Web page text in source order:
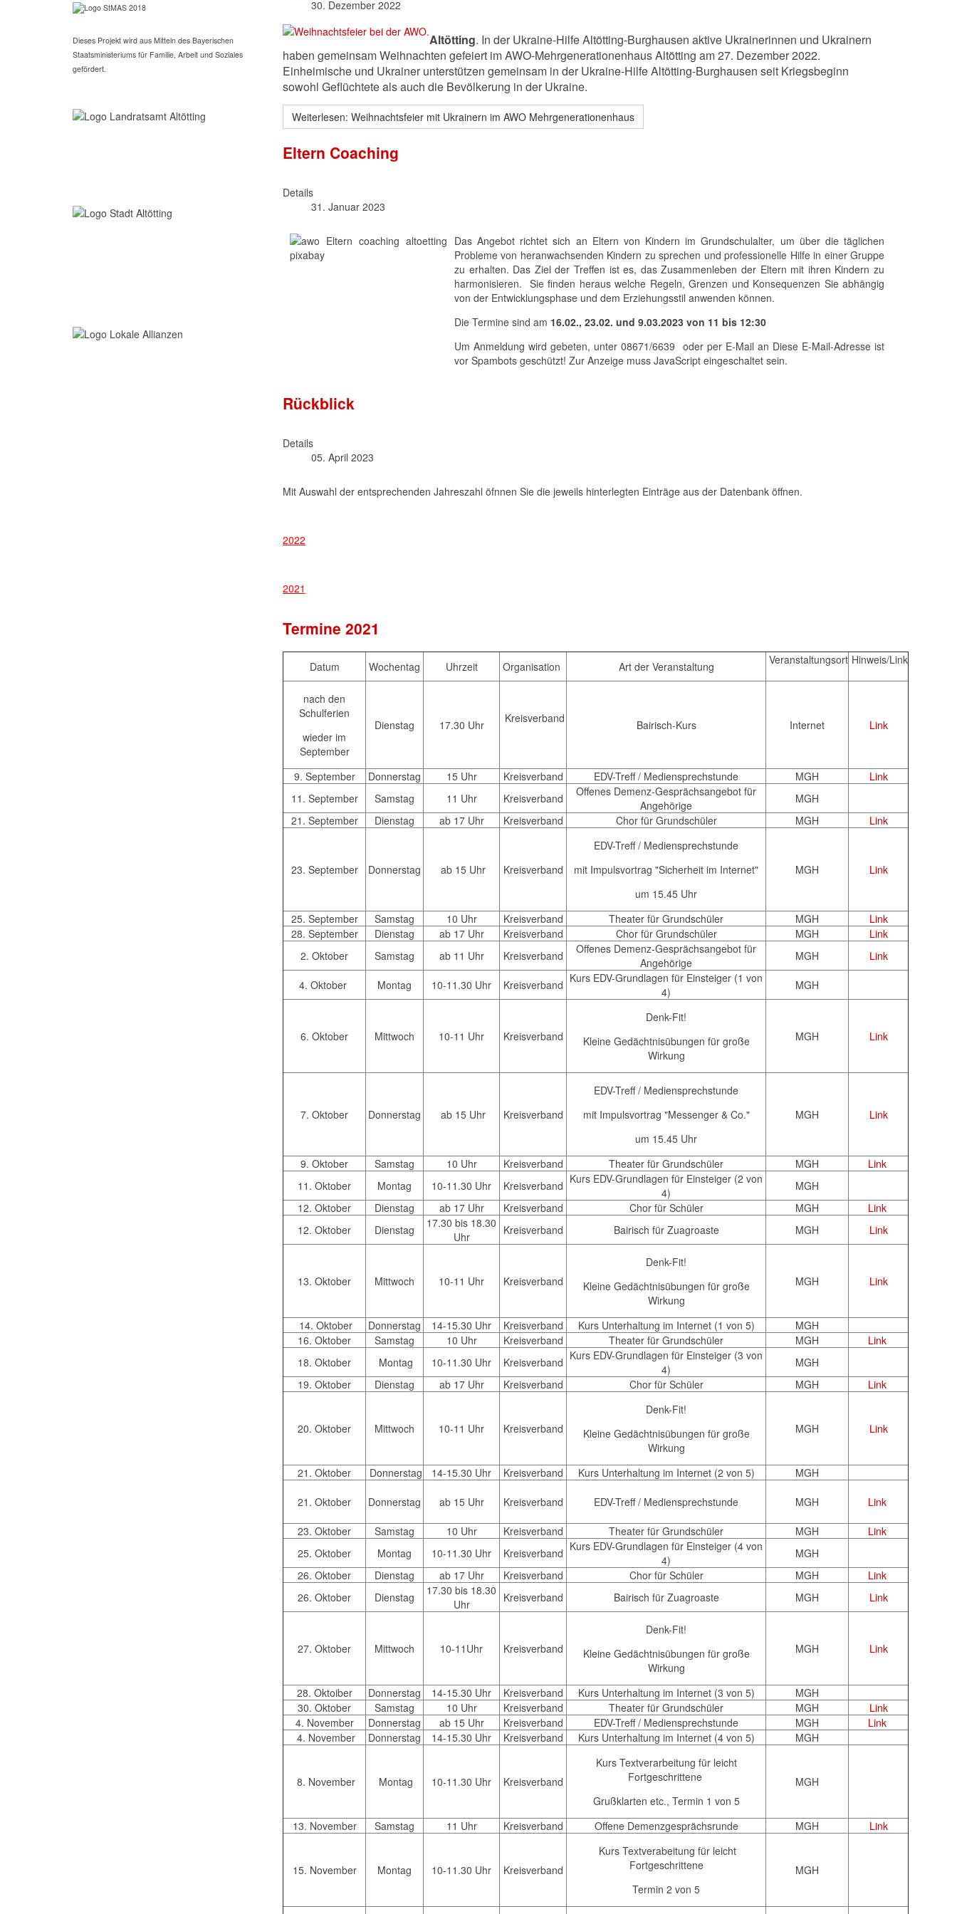
30. Dezember 2022
Altötting. In der Ukraine-Hilfe Altötting-Burghausen aktive Ukrainerinnen und Ukrainern
haben gemeinsam Weihnachten gefeiert im AWO-Mehrgenerationenhaus Altötting am 27. Dezember 2022.
Einheimische und Ukrainer unterstützen gemeinsam in der Ukraine-Hilfe Altötting-Burghausen seit Kriegsbeginn
sowohl Geflüchtete als auch die Bevölkerung in der Ukraine.
Weiterlesen: Weihnachtsfeier mit Ukrainern im AWO Mehrgenerationenhaus
Eltern Coaching
Details
31. Januar 2023
Das Angebot richtet sich an Eltern von Kindern im Grundschulalter, um über die täglichen
Probleme von heranwachsenden Kindern zu sprechen und professionelle Hilfe in einer Gruppe
zu erhalten. Das Ziel der Treffen ist es, das Zusammenleben der Eltern mit ihren Kindern zu
harmonisieren. Sie finden heraus welche Regeln, Grenzen und Konsequenzen Sie abhängig
von der Entwicklungsphase und dem Erziehungsstil anwenden können.
Die Termine sind am 16.02., 23.02. und 9.03.2023 von 11 bis 12:30
Um Anmeldung wird gebeten, unter 08671/6639 oder per E-Mail an Diese E-Mail-Adresse ist
vor Spambots geschützt! Zur Anzeige muss JavaScript eingeschaltet sein.
Rückblick
Details
05. April 2023
Mit Auswahl der entsprechenden Jahreszahl öfnnen Sie die jeweils hinterlegten Einträge aus der Datenbank öffnen.
2022
2021
Termine 2021
Datum Wochentag Uhrzeit Organisation Art der Veranstaltung Veranstaltungsort Hinweis/Link
nach den
Schulferien
wieder im
September
Dienstag 17.30 Uhr Kreisverband Bairisch-Kurs Internet Link
9. September Donnerstag 15 Uhr Kreisverband EDV-Treff / Mediensprechstunde MGH
Link
11. September
Samstag 11 Uhr Kreisverband
Offenes Demenz-Gesprächsangebot für
Angehörige
MGH
21. September
Dienstag ab 17 Uhr Kreisverband Chor für Grundschüler MGH Link
23. September Donnerstag ab 15 Uhr Kreisverband
EDV-Treff / Mediensprechstunde
mit Impulsvortrag "Sicherheit im Internet"
um 15.45 Uhr
MGH Link
25. September Samstag 10 Uhr Kreisverband Theater für Grundschüler MGH
Link
28. September
Dienstag ab 17 Uhr Kreisverband Chor für Grundschüler MGH
Link
2. Oktober
Samstag ab 11 Uhr Kreisverband
Offenes Demenz-Gesprächsangebot für
Angehörige
MGH Link
4. Oktober Montag 10-11.30 Uhr Kreisverband Kurs EDV-Grundlagen für Einsteiger (1 von
4)
MGH
6. Oktober Mittwoch 10-11 Uhr Kreisverband
Denk-Fit!
Kleine Gedächtnisübungen für große
Wirkung
MGH Link
7. Oktober Donnerstag ab 15 Uhr Kreisverband
EDV-Treff / Mediensprechstunde
mit Impulsvortrag "Messenger & Co."
um 15.45 Uhr
MGH Link
9. Oktober Samstag 10 Uhr Kreisverband Theater für Grundschüler MGH
Link
11. Oktober
Montag 10-11.30 Uhr Kreisverband Kurs EDV-Grundlagen für Einsteiger (2 von
4)
MGH
12. Oktober
Dienstag ab 17 Uhr Kreisverband Chor für Schüler MGH
Link
12. Oktober
Dienstag
17.30 bis 18.30
Uhr
Kreisverband Bairisch für Zuagroaste MGH Link
13. Oktober Mittwoch 10-11 Uhr Kreisverband
Denk-Fit!
Kleine Gedächtnisübungen für große
Wirkung
MGH Link
14. Oktober Donnerstag 14-15.30 Uhr Kreisverband Kurs Unterhaltung im Internet (1 von 5)
MGH
16. Oktober
Samstag 10 Uhr Kreisverband Theater für Grundschüler MGH
Link
18. Oktober
Montag 10-11.30 Uhr Kreisverband Kurs EDV-Grundlagen für Einsteiger (3 von
4)
MGH
19. Oktober
Dienstag ab 17 Uhr Kreisverband Chor für Schüler MGH Link
20. Oktober Mittwoch 10-11 Uhr Kreisverband
Denk-Fit!
Kleine Gedächtnisübungen für große
Wirkung
MGH Link
21. Oktober Donnerstag 14-15.30 Uhr Kreisverband Kurs Unterhaltung im Internet (2 von 5) MGH
21. Oktober Donnerstag ab 15 Uhr Kreisverband EDV-Treff / Mediensprechstunde MGH Link
23. Oktober Samstag 10 Uhr Kreisverband Theater für Grundschüler MGH
Link
25. Oktober
Montag 10-11.30 Uhr Kreisverband Kurs EDV-Grundlagen für Einsteiger (4 von
4)
MGH
26. Oktober
Dienstag ab 17 Uhr Kreisverband Chor für Schüler MGH
Link
26. Oktober
Dienstag
17.30 bis 18.30
Uhr
Kreisverband Bairisch für Zuagroaste MGH Link
27. Oktober Mittwoch 10-11Uhr Kreisverband
Denk-Fit!
Kleine Gedächtnisübungen für große
Wirkung
MGH Link
28. Oktoiber Donnerstag 14-15.30 Uhr Kreisverband Kurs Unterhaltung im Internet (3 von 5)
MGH
30. Oktober
Samstag 10 Uhr Kreisverband Theater für Grundschüler MGH
Link
4. November
Donnerstag ab 15 Uhr Kreisverband EDV-Treff / Mediensprechstunde MGH
Link
4. November
Donnerstag 14-15.30 Uhr Kreisverband Kurs Unterhaltung im Internet (4 von 5) MGH
8. November Montag 10-11.30 Uhr Kreisverband
Kurs Textverarbeitung für leicht
Fortgeschrittene
Grußklarten etc., Termin 1 von 5
MGH
13. November Samstag 11 Uhr Kreisverband Offene Demenzgesprächsrunde MGH Link
15. November Montag 10-11.30 Uhr Kreisverband
Kurs Textverabeitung für leicht
Fortgeschrittene
Termin 2 von 5
MGH
Dieses Projekt wird aus Mitteln des Bayerischen
Staatsministeriums für Familie, Arbeit und Soziales
gefördert.